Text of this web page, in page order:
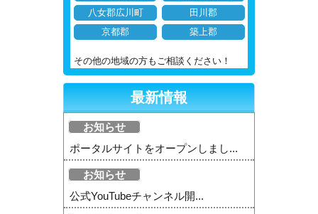
八女郡広川町
田川郡
京都郡
築上郡
その他の地域の方もご相談ください！
最新情報
お知らせ
ポータルサイトをオープンしまし...
お知らせ
公式YouTubeチャンネル開...